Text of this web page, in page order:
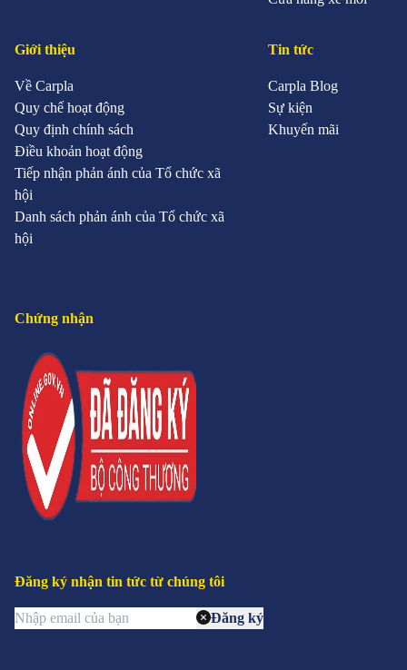
Giới thiệu
Về Carpla
Quy chế hoạt động
Quy định chính sách
Điều khoản hoạt động
Tiếp nhận phản ánh của Tổ chức xã
hội
Danh sách phản ánh của Tổ chức xã
hội
Tin tức
Carpla Blog
Sự kiện
Khuyến mãi
Chứng nhận
Đăng ký nhận tin tức từ chúng tôi
Đăng ký